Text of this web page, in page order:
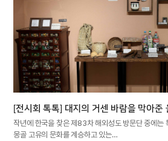
[전시회 톡톡] 대지의 거센 바람을 막아준
작년에 한국을 찾은 제83차 해외성도 방문단 중에는
몽골 고유의 문화를 계승하고 있는…